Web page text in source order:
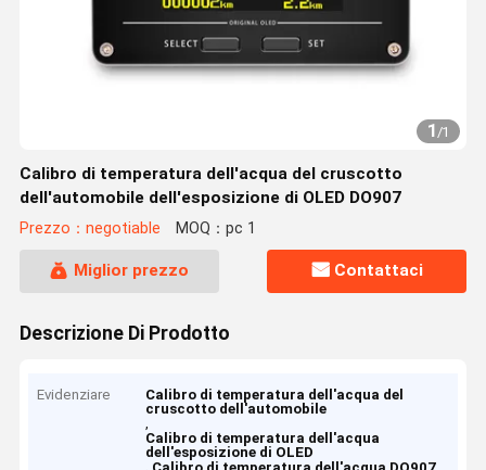
1/1
Calibro di temperatura dell'acqua del cruscotto
dell'automobile dell'esposizione di OLED DO907
Prezzo：negotiable MOQ：pc 1
Miglior prezzo Contattaci
Descrizione Di Prodotto
Evidenziare
Calibro di temperatura dell'acqua del
cruscotto dell'automobile
,
Calibro di temperatura dell'acqua
dell'esposizione di OLED
,